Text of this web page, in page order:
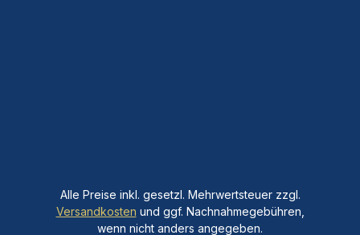
Alle Preise inkl. gesetzl. Mehrwertsteuer zzgl.
Versandkosten und ggf. Nachnahmegebühren,
wenn nicht anders angegeben.